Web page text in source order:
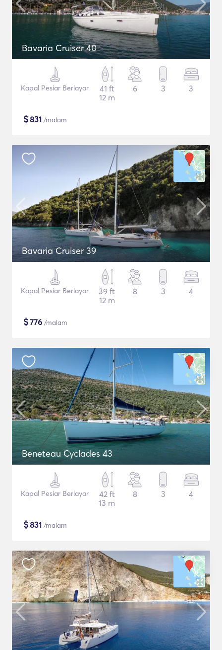
Bavaria Cruiser 40
Kapal Pesiar Berlayar
41 ft
12 m
6 3 3
$831 /malam
Bavaria Cruiser 39
Kapal Pesiar Berlayar
39 ft
12 m
8 3 4
$776 /malam
Beneteau Cyclades 43
Kapal Pesiar Berlayar
42 ft
13 m
8 3 4
$831 /malam